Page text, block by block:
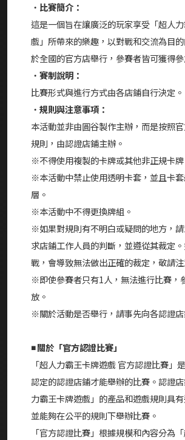
・ 比賽簡介：
這是一個旨在讓廣泛的玩家享受「超人
戲」所帶來的樂趣，以對戰和交流為目
於全國的官方店舉行，參賽者皆可獲得參
・ 賽制說明：
比賽形式與進行方式由各店鋪自行決定。
・ 規則與注意事項：
本活動並非由圓谷製作主辦，而是按照
規則，由認證店鋪主辦。
※不得使用複製的卡牌或其他非正規卡牌
※本活動中禁止使用透明卡套，並且卡
層。
※本活動中不得更換牌組。
※如果對規則有不明白或疑問的地方，
求店鋪工作人員的判斷，並遵從其裁定
戰，會導致無法做出正確的裁定，敬請注
※即使參賽者只有1人，無法進行比賽，
放。
※關於活動是否舉行，請事先向各認證店
◾ 關於「官方認證比賽」
「超人力霸王卡牌遊戲 官方認證比賽」
認定的認證店鋪才能舉辦的比賽。認證
力霸王卡牌遊戲」的產品和遊戲規則具有
並能夠在公平的規則下舉辦比賽。
「官方認證比賽」根據規模和內容分為